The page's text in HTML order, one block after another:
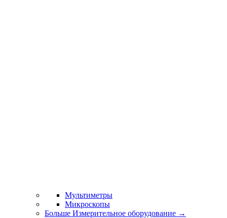
Мультиметры
Микроскопы
Больше Измерительное оборудование →